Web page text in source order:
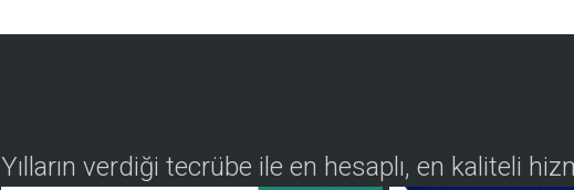
Yılların verdiği tecrübe ile en hesaplı, en kaliteli